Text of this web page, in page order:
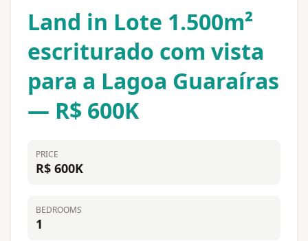
Land in Lote 1.500m²
escriturado com vista
para a Lagoa Guaraíras
— R$ 600K
PRICE
R$ 600K
BEDROOMS
1